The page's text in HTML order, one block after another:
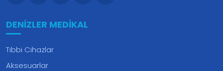
DENIZLER MEDIKAL
Tıbbi Cihazlar
Aksesuarlar